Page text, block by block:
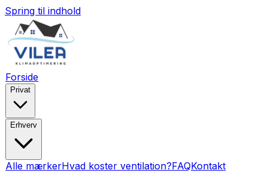
Spring til indhold
Forside
Privat
Erhverv
Alle mærkerHvad koster ventilation?FAQKontakt